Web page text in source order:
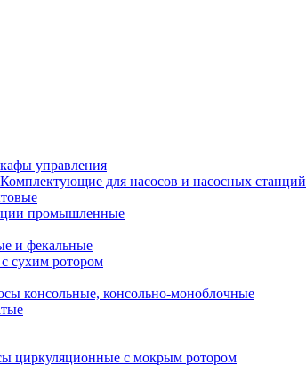
управления
Комплектующие для насосов и насосных станций
промышленные
и фекальные
сухим ротором
консольные, консольно-моноблочные
циркуляционные с мокрым ротором